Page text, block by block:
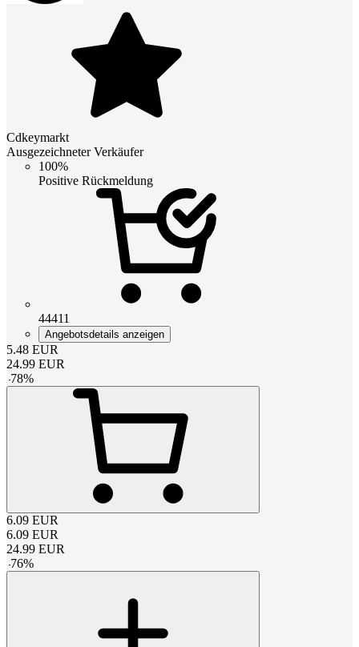
Cdkeymarkt
Ausgezeichneter Verkäufer
100%
Positive Rückmeldung
44411
Angebotsdetails anzeigen
5.48 EUR
24.99 EUR
-78%
6.09 EUR
6.09 EUR
24.99 EUR
-76%